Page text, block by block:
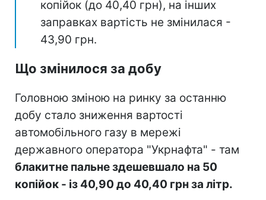
копійок (до 40,40 грн), на інших
заправках вартість не змінилася -
43,90 грн.
Що змінилося за добу
Головною зміною на ринку за останню
добу стало зниження вартості
автомобільного газу в мережі
державного оператора "Укрнафта" - там
блакитне пальне здешевшало на 50
копійок - із 40,90 до 40,40 грн за літр.